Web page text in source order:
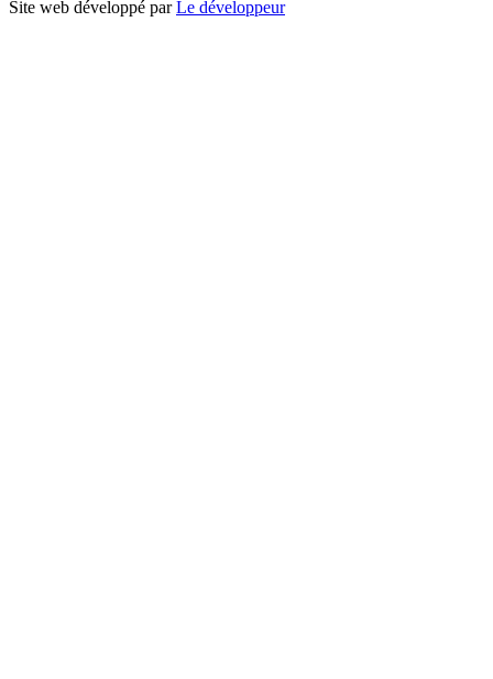
Site web développé parLe développeur